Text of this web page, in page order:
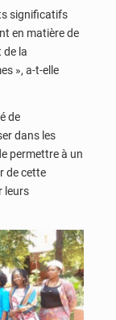
significatifs
en matière de
de la
», a-t-elle
de
dans les
permettre à un
de cette
leurs